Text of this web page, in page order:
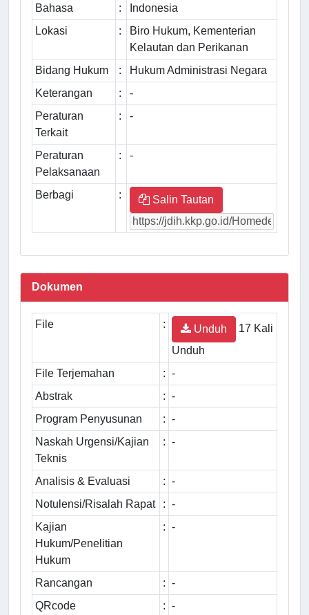
Bahasa :
Indonesia
Lokasi
:
Biro Hukum, Kementerian
Kelautan dan Perikanan
Bidang Hukum
:
Hukum Administrasi Negara
Keterangan
:
-
Peraturan
Terkait
: -
Peraturan
Pelaksanaan
: -
Berbagi : Salin Tautan
Dokumen
File : Unduh
17 Kali
Unduh
File Terjemahan
: -
Abstrak
: -
Program Penyusunan
: -
Naskah Urgensi/Kajian
Teknis
: -
Analisis & Evaluasi : -
Notulensi/Risalah Rapat
: -
Kajian
Hukum/Penelitian
Hukum
: -
Rancangan : -
QRcode
: -